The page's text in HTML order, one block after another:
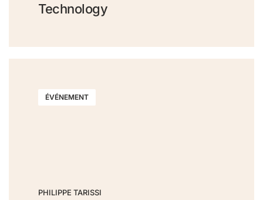
Technology
ÉVÉNEMENT
PHILIPPE TARISSI